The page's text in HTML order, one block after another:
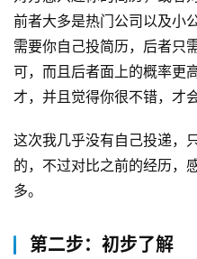
前者大多是热门公司以及小
需要你自己投简历，后者只
可，而且后者面上的概率更
才，并且觉得你很不错，才
这次我几乎没有自己投递，
的，不过对比之前的经历，
多。
第二步：初步了解